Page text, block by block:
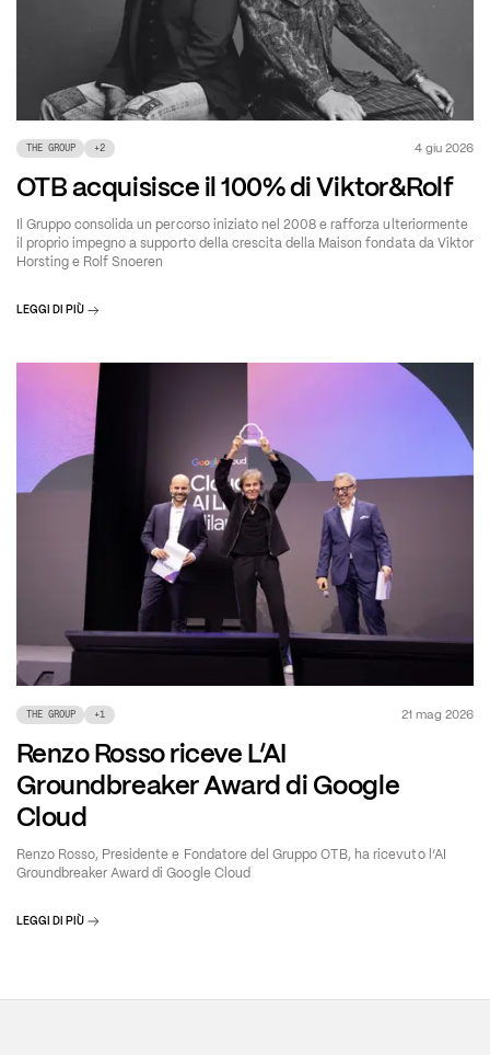
THE GROUP +2 4 giu 2026
OTB acquisisce il 100% di Viktor&Rolf
Il Gruppo consolida un percorso iniziato nel 2008 e rafforza ulteriormente
il proprio impegno a supporto della crescita della Maison fondata da Viktor
Horsting e Rolf Snoeren
LEGGI DI PIÙ
THE GROUP +1 21 mag 2026
Renzo Rosso riceve L’AI
Groundbreaker Award di Google
Cloud
Renzo Rosso, Presidente e Fondatore del Gruppo OTB, ha ricevuto l’AI
Groundbreaker Award di Google Cloud
LEGGI DI PIÙ